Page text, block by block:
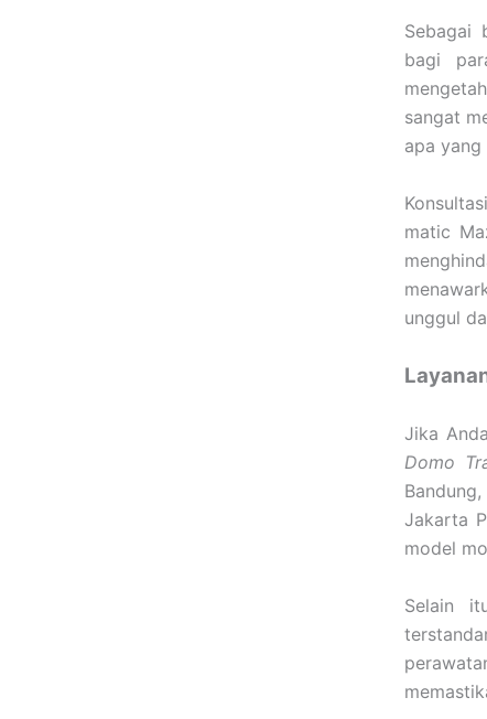
Sebagai
bagi
sangat
apa yang
matic
unggul
Jika
Domo
Jakarta
model
Selain